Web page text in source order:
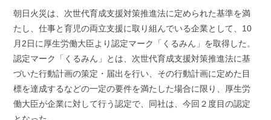
c
e
o
o
k
i
t
e
r
n
e
a
朝日火災は、次世代育成支援対策推進法に定められた基準を満
たし、仕事と育児の両立支援に取り組んでいる企業として、10
月2日に厚生労働大臣より認定マーク「くるみん」を取得した。
認定マーク「くるみん」とは、次世代育成支援対策推進法に基
づいた行動計画の策定・届出を行い、その行動計画に定めた目
標を達成するなどの一定の要件を満たした場合に限り、厚生労
働大臣が企業に対して行う認定で、同社は、今回２度目の認定